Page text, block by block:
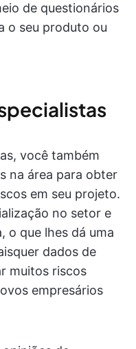
de questionários
o seu produto ou
você também
na área para obter
em seu projeto.
no setor e
o que lhes dá uma
dados de
muitos riscos
empresários